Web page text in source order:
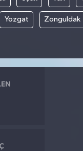
Yozgat Zonguldak